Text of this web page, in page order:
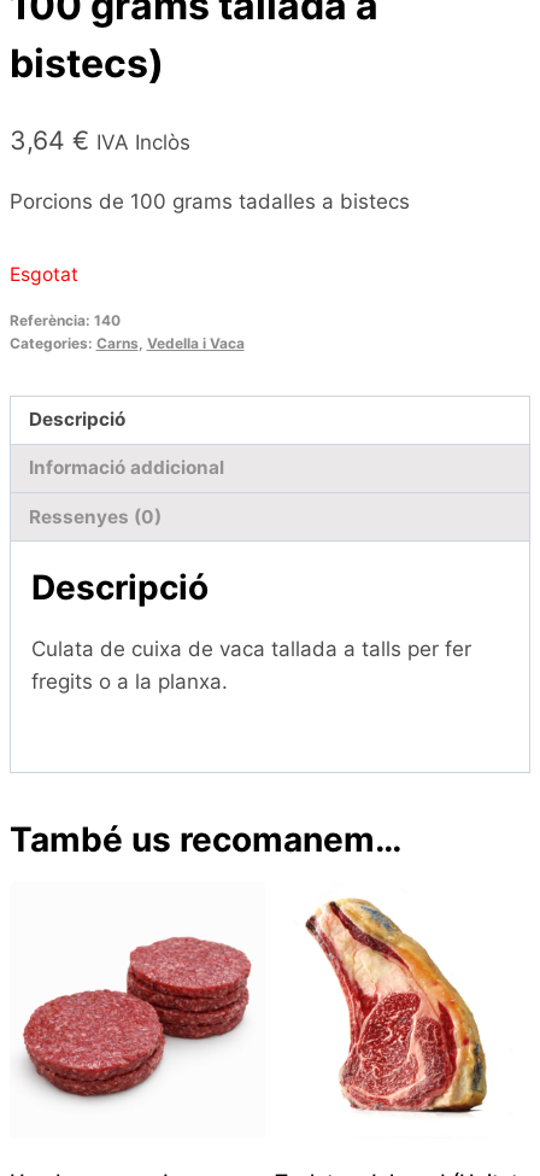
bistecs)
3,64 € IVA Inclòs
Porcions de 100 grams tadalles a bistecs
Esgotat
Referència: 140
Categories: Carns Vedella i Vaca
Descripció
Informació addicional
Ressenyes (0)
Descripció
Culata de cuixa de vaca tallada a talls per fer
fregits o a la planxa.
També us recomanem…